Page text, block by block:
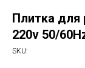
Плитка для
220v 50/
SKU: